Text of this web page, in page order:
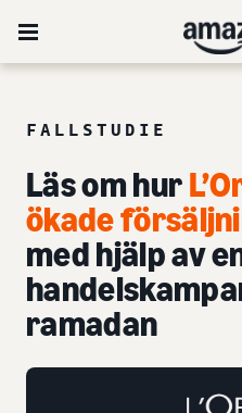
FALLSTUDIE
Läs om hur
ökade
med hjälp av
ramadan